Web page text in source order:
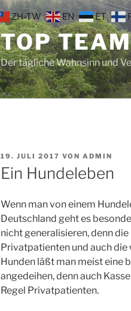
TOP
Der tägliche Wahnsinn und
VERÖFFENTLICHT
AM
19. JULI 2017 VON ADMIN
Ein Hundeleben
Wenn man von einem
Deutschland geht es
nicht generalisieren, denn
Privatpatienten und auch
Hunden läßt man meist eine
angedeihen, denn auch
Regel Privatpatienten.
ZH-TW EN ET